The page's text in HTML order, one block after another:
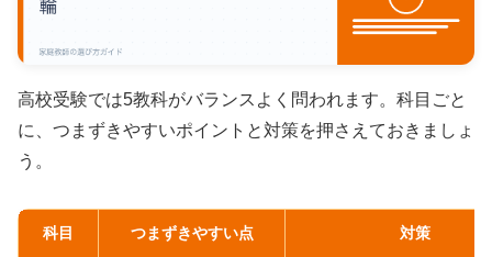
高校受験では5教科がバランスよく問われます。科目ごと
に、つまずきやすいポイントと対策を押さえておきましょ
う。
科目 つまずきやすい点 対策